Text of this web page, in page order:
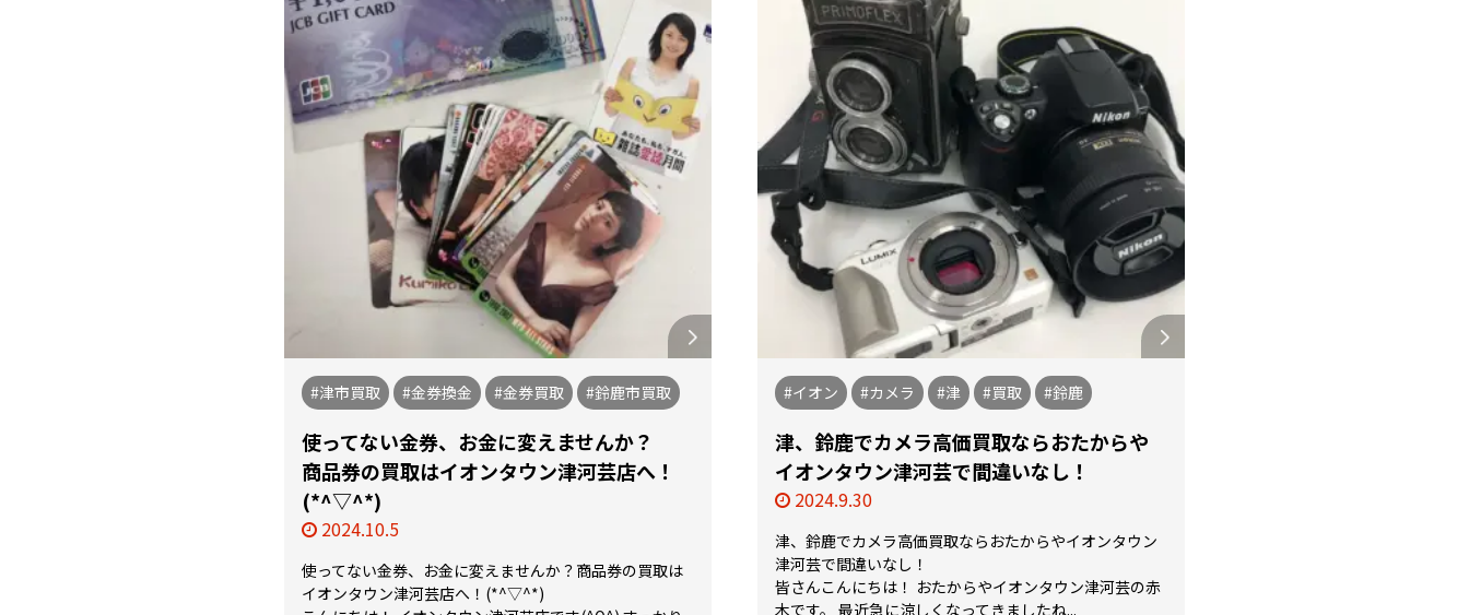
#津市買取 #金券換金 #金券買取 #鈴鹿市買取
使ってない金券、お金に変えませんか？
商品券の買取はイオンタウン津河芸店へ！
(*^▽^*)
2024.10.5
使ってない金券、お金に変えませんか？商品券の買取は
イオンタウン津河芸店へ！(*^▽^*)
#イオン #カメラ #津 #買取 #鈴鹿
津、鈴鹿でカメラ高価買取ならおたからや
イオンタウン津河芸で間違いなし！
2024.9.30
津、鈴鹿でカメラ高価買取ならおたからやイオンタウン
津河芸で間違いなし！
皆さんこんにちは！ おたからやイオンタウン津河芸の赤
木です。 最近急に涼しくなってきましたね...